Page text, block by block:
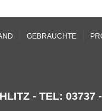
GEBRAUCHTE
- TEL: 03737